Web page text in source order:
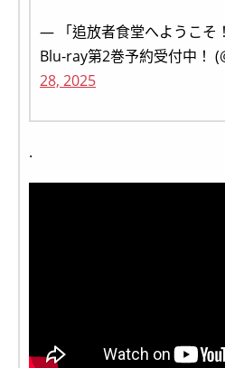
— 「追放者食堂へようこそ
Blu-ray第2巻予約受付中！
28, 2025
.